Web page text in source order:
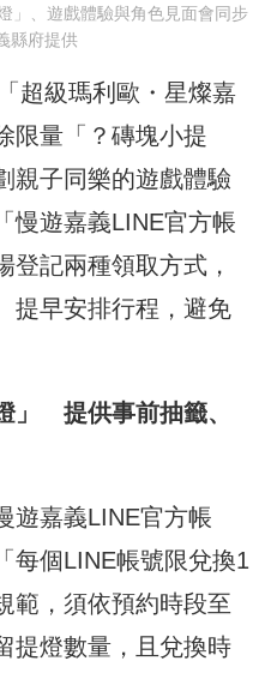
」、遊戲體驗與角色見面會同步
縣府提供
超級瑪利歐・星燦嘉
限量「？磚塊小提
親子同樂的遊戲體驗
慢遊嘉義LINE官方帳
登記兩種領取方式，
提早安排行程，避免
」 提供事前抽籤、
遊嘉義LINE官方帳
每個LINE帳號限兌換1
範，須依預約時段至
提燈數量，且兌換時